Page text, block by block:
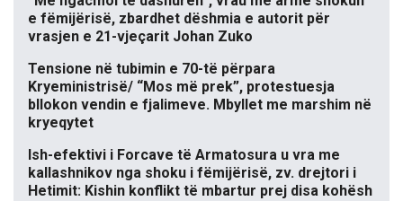
e fëmijërisë, zbardhet dëshmia e autorit për
vrasjen e 21-vjeçarit Johan Zuko
Tensione në tubimin e 70-të përpara
Kryeministrisë/ “Mos më prek”, protestuesja
bllokon vendin e fjalimeve. Mbyllet me marshim në
kryeqytet
Ish-efektivi i Forcave të Armatosura u vra me
kallashnikov nga shoku i fëmijërisë, zv. drejtori i
Hetimit: Kishin konflikt të mbartur prej disa kohësh